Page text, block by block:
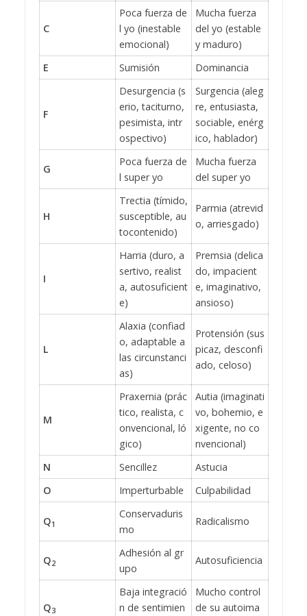
C
Poca fuerza de
l yo (inestable
emocional)
Mucha fuerza
del yo (estable
y maduro)
E
Sumisión Dominancia
F
Desurgencia (s
erio, taciturno,
pesimista, intr
ospectivo)
Surgencia (aleg
re, entusiasta,
sociable, enérg
ico, hablador)
G
Poca fuerza de
l super yo
Mucha fuerza
del super yo
H
Trectia (tímido,
susceptible, au
tocontenido)
Parmia (atrevid
o, arriesgado)
I
Harria (duro, a
sertivo, realist
a, autosuficient
e)
Premsia (delica
do, impacient
e, imaginativo,
ansioso)
L
Alaxia (confiad
o, adaptable a
las circunstanci
as)
Protensión (sus
picaz, desconfi
ado, celoso)
M
Praxernia (prác
tico, realista, c
onvencional, ló
gico)
Autia (imaginati
vo, bohemio, e
xigente, no co
nvencional)
N
Sencillez
Astucia
O
Imperturbable Culpabilidad
Q1
Conservaduris
mo
Radicalismo
Q2
Adhesión al gr
upo
Autosuficiencia
Q3
Baja integració
n de sentimien
Mucho control
de su autoima